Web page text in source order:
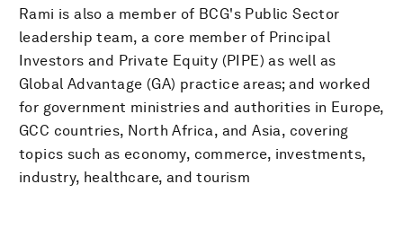
Rami is also a member of BCG's Public Sector
leadership team, a core member of Principal
Investors and Private Equity (PIPE) as well as
Global Advantage (GA) practice areas; and worked
for government ministries and authorities in Europe,
GCC countries, North Africa, and Asia, covering
topics such as economy, commerce, investments,
industry, healthcare, and tourism